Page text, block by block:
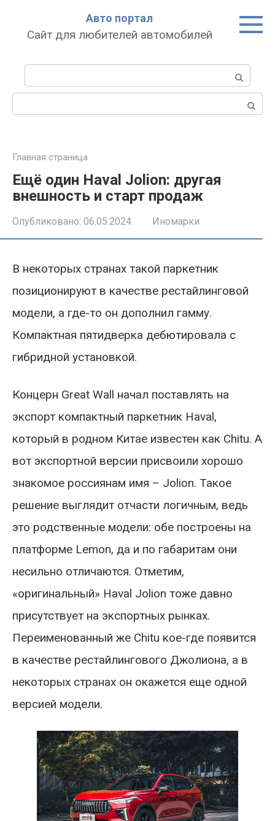
Авто портал
Сайт для любителей автомобилей
Главная страница
Ещё один Haval Jolion: другая
внешность и старт продаж
Опубликовано: 06.05.2024 Иномарки
В некоторых странах такой паркетник
позиционируют в качестве рестайлинговой
модели, а где-то он дополнил гамму.
Компактная пятидверка дебютировала с
гибридной установкой.
Концерн Great Wall начал поставлять на
экспорт компактный паркетник Haval,
который в родном Китае известен как Chitu. А
вот экспортной версии присвоили хорошо
знакомое россиянам имя – Jolion. Такое
решение выглядит отчасти логичным, ведь
это родственные модели: обе построены на
платформе Lemon, да и по габаритам они
несильно отличаются. Отметим,
«оригинальный» Haval Jolion тоже давно
присутствует на экспортных рынках.
Переименованный же Chitu кое-где появится
в качестве рестайлингового Джолиона, а в
некоторых странах он окажется еще одной
версией модели.